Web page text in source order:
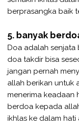
berprasangka baik
5. banyak
Doa adalah senjata
doa takdir bisa
jangan pernah
allah berikan untuk
menerima keadaan
berdoa kepada
ikhlas ke dalam hati